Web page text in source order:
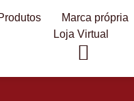
Marca própria
Loja Virtual